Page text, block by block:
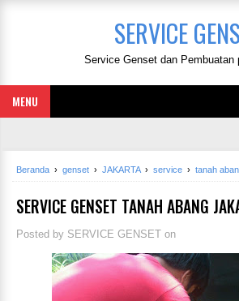
SERVICE
Service Genset dan Pembuatan
MENU
Beranda › genset › JAKARTA › service › tanah
SERVICE GENSET TANAH ABANG
Posted by SERVICE GENSET on